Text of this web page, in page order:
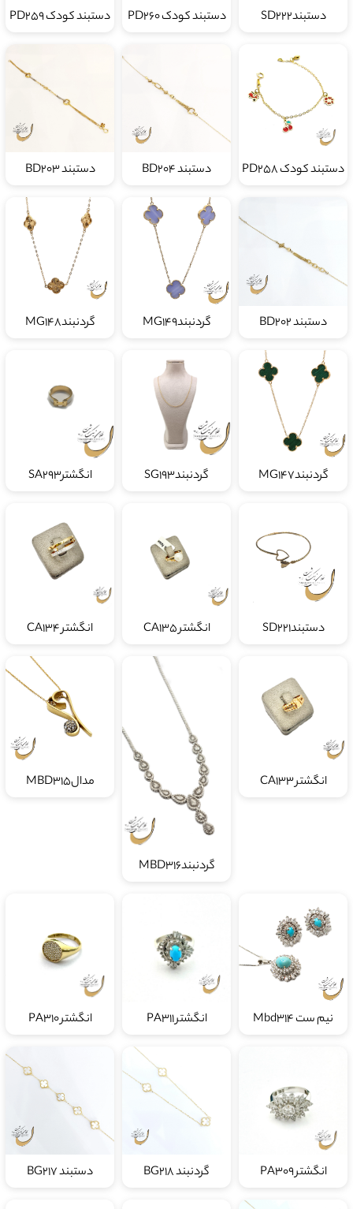
دستبندSD222 دستبند کودک PD260 دستبند کودک PD259
دستبند کودک PD258 دستبند BD204 دستبند BD203
دستبند BD202 گردنبندMG149 گردنبندMG148
گردنبندMG147 گردنبندSG193 انگشترSA293
دستبندSD221 انگشتر CA135 انگشتر CA134
انگشتر CA133
گردنبندMBD316
مدالMBD315
نیم ست Mbd314 انگشتر PA311 انگشتر PA310
انگشتر PA309 گردنبند BG218 دستبند BG217